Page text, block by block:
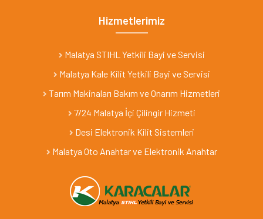
Hizmetlerimiz
Malatya STIHL Yetkili Bayi ve Servisi
Malatya Kale Kilit Yetkili Bayi ve Servisi
Tarım Makinaları Bakım ve Onarım Hizmetleri
7/24 Malatya İçi Çilingir Hizmeti
Desi Elektronik Kilit Sistemleri
Malatya Oto Anahtar ve Elektronik Anahtar